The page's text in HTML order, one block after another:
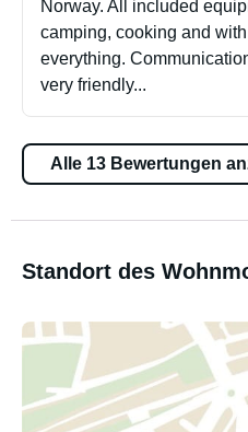
Norway. All included
camping, cooking and
everything.
very friendly...
Alle 13 Bewertungen
Standort des